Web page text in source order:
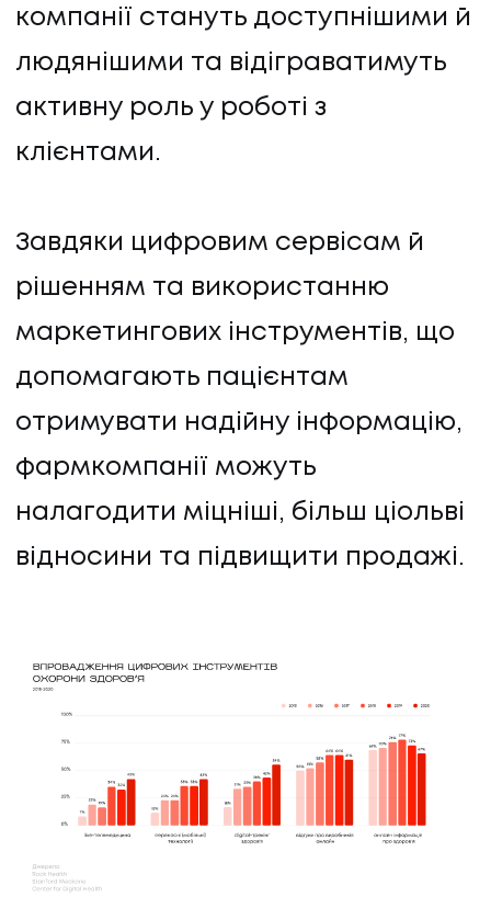
компанії стануть доступнішими й
людянішими та відіграватимуть
активну роль у роботі з
клієнтами.
Завдяки цифровим сервісам й
рішенням та використанню
маркетингових інструментів, що
допомагають пацієнтам
отримувати надійну інформацію,
фармкомпанії можуть
налагодити міцніші, більш ціольві
відносини та підвищити продажі.